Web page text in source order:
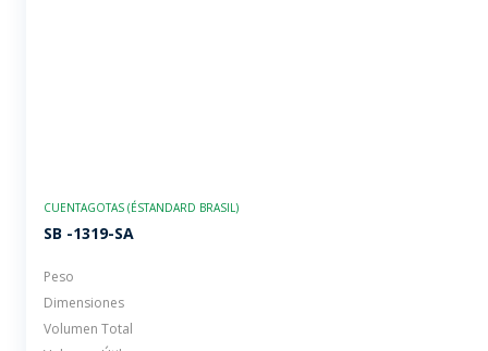
CUENTAGOTAS (ÉSTANDARD BRASIL)
SB -1319-SA
Peso
Dimensiones
Volumen Total